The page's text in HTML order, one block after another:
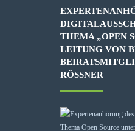
THEMA „OPEN
LEITUNG VON
RÖSSNER